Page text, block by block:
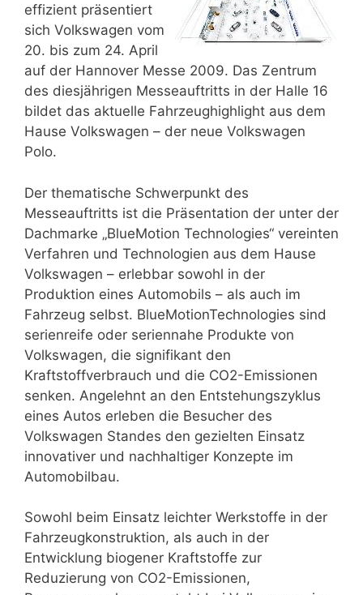
effizient präsentiert
sich Volkswagen vom
20. bis zum 24. April
auf der Hannover Messe 2009. Das Zentrum
des diesjährigen Messeauftritts in der Halle 16
bildet das aktuelle Fahrzeughighlight aus dem
Hause Volkswagen – der neue Volkswagen
Polo.
Der thematische Schwerpunkt des
Messeauftritts ist die Präsentation der unter der
Dachmarke „BlueMotion Technologies“ vereinten
Verfahren und Technologien aus dem Hause
Volkswagen – erlebbar sowohl in der
Produktion eines Automobils – als auch im
Fahrzeug selbst. BlueMotionTechnologies sind
serienreife oder seriennahe Produkte von
Volkswagen, die signifikant den
Kraftstoffverbrauch und die CO2-Emissionen
senken. Angelehnt an den Entstehungszyklus
eines Autos erleben die Besucher des
Volkswagen Standes den gezielten Einsatz
innovativer und nachhaltiger Konzepte im
Automobilbau.
Sowohl beim Einsatz leichter Werkstoffe in der
Fahrzeugkonstruktion, als auch in der
Entwicklung biogener Kraftstoffe zur
Reduzierung von CO2-Emissionen,